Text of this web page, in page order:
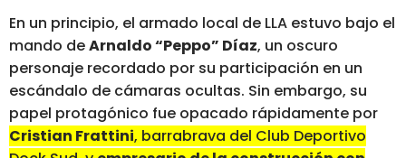
En un principio, el armado local de LLA estuvo bajo el
mando deArnaldo “Peppo” Díaz, un oscuro
personaje recordado por su participación en un
escándalo de cámaras ocultas. Sin embargo, su
papel protagónico fue opacado rápidamente por
Cristian Frattini, barrabrava del Club Deportivo